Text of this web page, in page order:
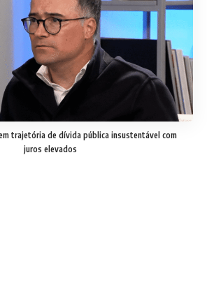
trajetória de dívida pública insustentável com
juros elevados